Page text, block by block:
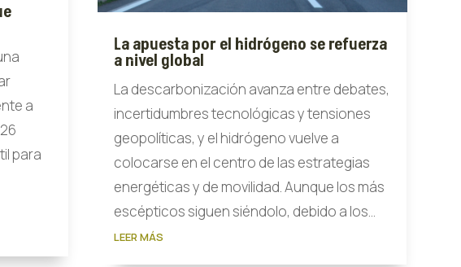
a
para
La apuesta por el hidrógeno se refuerza
a nivel global
La descarbonización avanza entre debates,
incertidumbres tecnológicas y tensiones
geopolíticas, y el hidrógeno vuelve a
colocarse en el centro de las estrategias
energéticas y de movilidad. Aunque los más
escépticos siguen siéndolo, debido a los...
LEER MÁS